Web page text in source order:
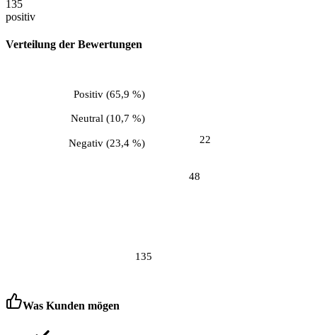
135
positiv
Verteilung der Bewertungen
48
Negativ(23,4 %) 22
Neutral(10,7 %)
135
Positiv(65,9 %)
Was Kunden mögen